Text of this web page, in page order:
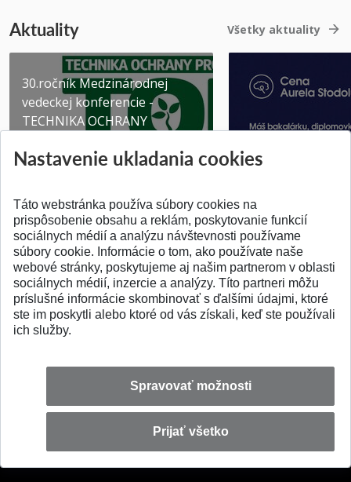
Aktuality Všetky aktuality
30.ročník Medzinárodnej
vedeckej konferencie -
TECHNIKA OCHRANY
Pridané 03.08.2026 Pridané 07.07.2026
SPÄŤ NA VRCH
Nastavenie ukladania cookies
Táto webstránka používa súbory cookies na
prispôsobenie obsahu a reklám, poskytovanie funkcií
sociálnych médií a analýzu návštevnosti používame
súbory cookie. Informácie o tom, ako používate naše
webové stránky, poskytujeme aj našim partnerom v oblasti
sociálnych médií, inzercie a analýzy. Títo partneri môžu
príslušné informácie skombinovať s ďalšími údajmi, ktoré
ste im poskytli alebo ktoré od vás získali, keď ste používali
ich služby.
Spravovať možnosti
Prijať všetko